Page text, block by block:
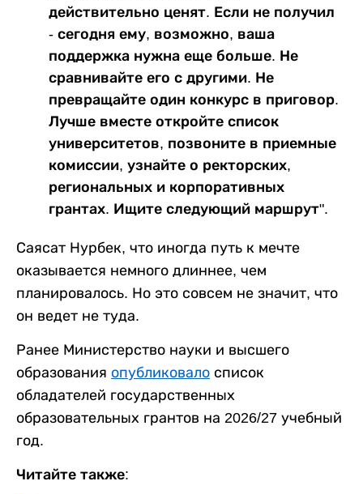
действительно ценят. Если не получил
- сегодня ему, возможно, ваша
поддержка нужна еще больше. Не
сравнивайте его с другими. Не
превращайте один конкурс в приговор.
Лучше вместе откройте список
университетов, позвоните в приемные
комиссии, узнайте о ректорских,
региональных и корпоративных
грантах. Ищите следующий маршрут".
Саясат Нурбек, что иногда путь к мечте
оказывается немного длиннее, чем
планировалось. Но это совсем не значит, что
он ведет не туда.
Ранее Министерство науки и высшего
образования опубликовало список
обладателей государственных
образовательных грантов на 2026/27 учебный
год.
Читайте также: